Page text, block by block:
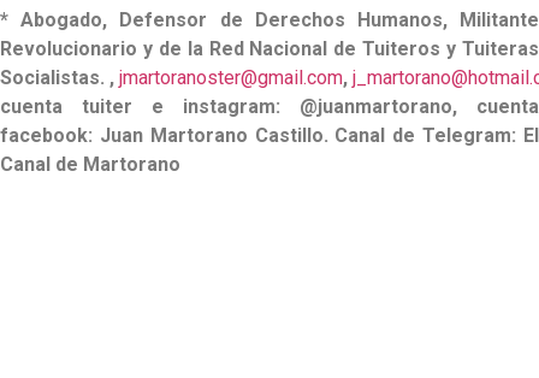
* Abogado, Defensor de Derechos Humanos, Militante
Revolucionario y de la Red Nacional de Tuiteros y Tuiteras
Socialistas. , jmartoranoster@gmail.com,
cuenta tuiter e instagram: @juanmartorano, cuenta
facebook: Juan Martorano Castillo. Canal de Telegram: El
Canal de Martorano